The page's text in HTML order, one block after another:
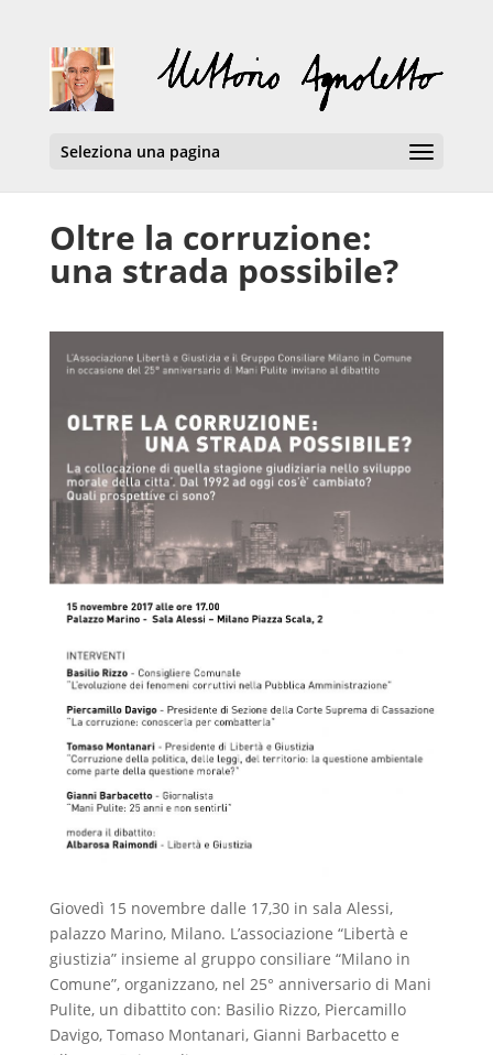
Seleziona una pagina
Oltre la corruzione:
una strada possibile?
Giovedì 15 novembre dalle 17,30 in sala Alessi,
palazzo Marino, Milano. L’associazione “Libertà e
giustizia” insieme al gruppo consiliare “Milano in
Comune”, organizzano, nel 25° anniversario di Mani
Pulite, un dibattito con: Basilio Rizzo, Piercamillo
Davigo, Tomaso Montanari, Gianni Barbacetto e